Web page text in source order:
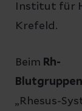
Institut für
Krefeld.
Beim Rh-
„Rhesus-